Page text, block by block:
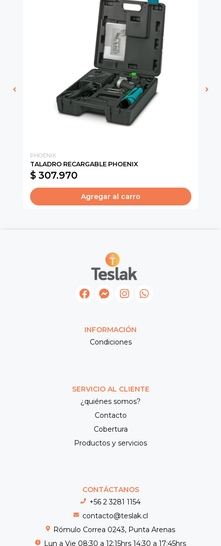
PHOENIX
TALADRO RECARGABLE PHOENIX
$ 307.970
Agregar al carro
INFORMACIÓN
Condiciones
SERVICIO AL CLIENTE
¿quiénes somos?
Contacto
Cobertura
Productos y servicios
CONTÁCTANOS
+56 2 3281 1154
contacto@teslak.cl
Rómulo Correa 0243, Punta Arenas
Lun a Vie 08:30 a 12:15hrs 14:30 a 17:45hrs